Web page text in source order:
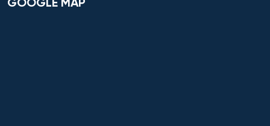
Hóa sinh y học
GOOGLE MAP